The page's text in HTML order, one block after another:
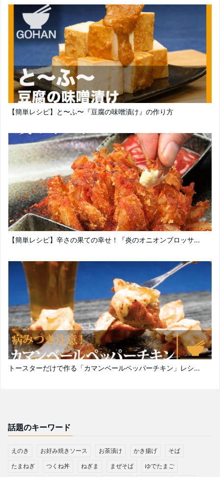
【簡単レシピ】と〜ふ〜『豆腐の味噌漬け』の作り方
【簡単レシピ】辛さの果ての幸せ！『炎のオニオンブロッサ...
トースターだけで作る「カマンベールペッパーチキン」レシ...
話題のキーワード
えのき お好み焼きソース お茶漬け かき揚げ そば
たまねぎ つくね丼 ねぎま まぜそば ゆでたまご